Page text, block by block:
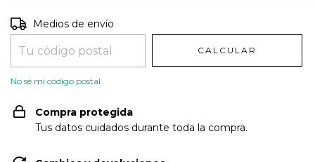
Entregas para el CP:
Medios de envío
CALCULAR
No sé mi código postal
Compra protegida
Tus datos cuidados durante toda la compra.